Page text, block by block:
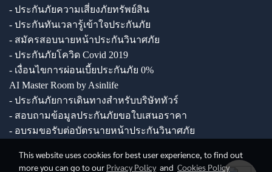
- ประกันภัยความเสี่ยงภัยทรัพย์สิน
- ประกันทันเวลารู้เข้าใจประกันภัย
- สมัครสอบนายหน้าประกันวินาศภัย
- ประกันภัยโควิด Covid 2019
- เงื่อนไขการผ่อนเบี้ยประกันภัย 0%
AI Master Room by Asinlife
- ประกันภัยการเดินทางสำหรับบริษัททัวร์
- สอบถามข้อมูลประกันภัยขอใบเสนอราคา
- อบรมขอรับต่อบัตรนายหน้าประกันวินาศภัย
This website uses cookies for best user experience, to find out
more you can go to our Privacy Policyand Cookies Policy